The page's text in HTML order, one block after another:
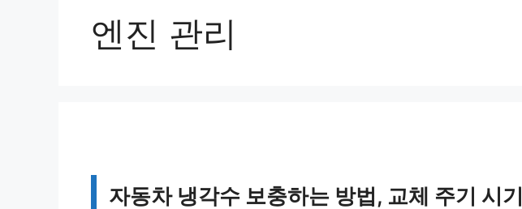
엔진 관리
자동차 냉각수 보충하는 방법, 교체 주기 시기